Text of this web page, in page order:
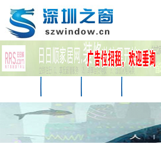
家居 教育